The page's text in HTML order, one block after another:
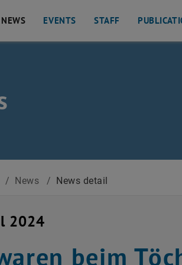
NEWS EVENTS STAFF
/ News / News detail
2024
beim